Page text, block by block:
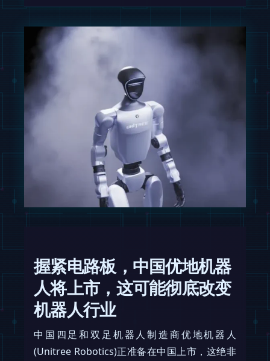
握紧电路板，中国优地机器
人将上市，这可能彻底改变
机器人行业
中国四足和双足机器人制造商优地机器人
(Unitree Robotics)正准备在中国上市，这绝非